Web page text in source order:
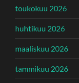
toukokuu 2026
huhtikuu 2026
maaliskuu 2026
tammikuu 2026